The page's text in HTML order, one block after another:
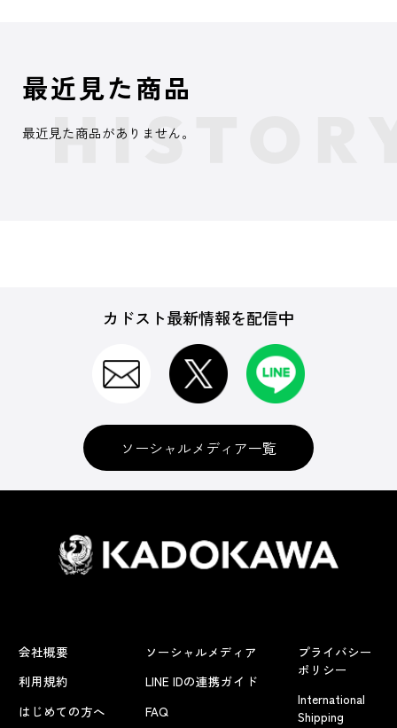
最近見た商品
最近見た商品がありません。
カドスト最新情報を配信中
ソーシャルメディア一覧
会社概要
利用規約
はじめての方へ
ソーシャルメディア
LINE IDの連携ガイド
FAQ
プライバシー
ポリシー
International
Shipping